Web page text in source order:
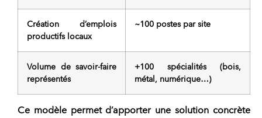
Création d’emplois
productifs locaux
~100 postes par site
Volume de savoir-faire
représentés
+100 spécialités (bois,
métal, numérique…)
Ce modèle permet d’apporter une solution concrète